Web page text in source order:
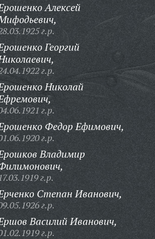
Алексей
г.р.
Георгий
г.р.
Николай
г.р.
Федор Ефимович,
г.р.
Владимир
г.р.
Степан Иванович,
г.р.
Василий Иванович,
г.р.